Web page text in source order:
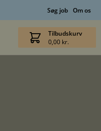
Søg job Om os
Tilbudskurv
0,00 kr.